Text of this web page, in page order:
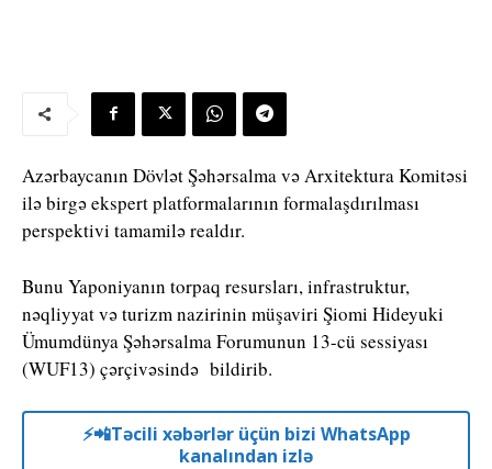
Azərbaycanın Dövlət Şəhərsalma və Arxitektura Komitəsi
ilə birgə ekspert platformalarının formalaşdırılması
perspektivi tamamilə realdır.
Bunu Yaponiyanın torpaq resursları, infrastruktur,
nəqliyyat və turizm nazirinin müşaviri Şiomi Hideyuki
Ümumdünya Şəhərsalma Forumunun 13-cü sessiyası
(WUF13) çərçivəsində bildirib.
⚡️📲Təcili xəbərlər üçün bizi WhatsApp
kanalından izlə